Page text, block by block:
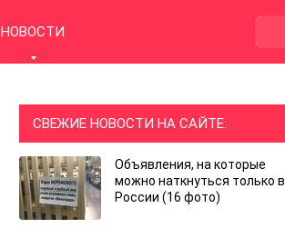
НОВОСТИ
СВЕЖИЕ НОВОСТИ НА САЙТЕ:
Объявления, на которые
можно наткнуться только в
России (16 фото)